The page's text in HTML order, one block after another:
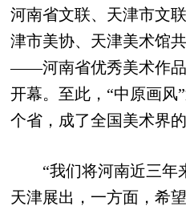
河南省文联、天津市文
津市美协、天津美术馆
——河南省优秀美术作品
开幕。至此，“中原画风
个省，成了全国美术界的
“我们将河南近三年
天津展出，一方面，希